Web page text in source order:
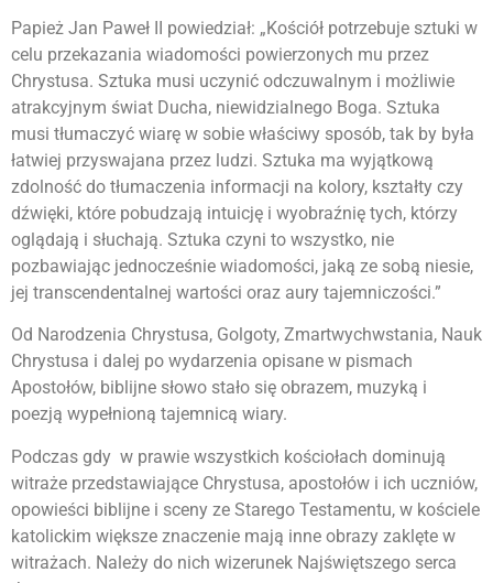
Papież Jan Paweł II powiedział: „Kościół potrzebuje sztuki w
celu przekazania wiadomości powierzonych mu przez
Chrystusa. Sztuka musi uczynić odczuwalnym i możliwie
atrakcyjnym świat Ducha, niewidzialnego Boga. Sztuka
musi tłumaczyć wiarę w sobie właściwy sposób, tak by była
łatwiej przyswajana przez ludzi. Sztuka ma wyjątkową
zdolność do tłumaczenia informacji na kolory, kształty czy
dźwięki, które pobudzają intuicję i wyobraźnię tych, którzy
oglądają i słuchają. Sztuka czyni to wszystko, nie
pozbawiając jednocześnie wiadomości, jaką ze sobą niesie,
jej transcendentalnej wartości oraz aury tajemniczości.”
Od Narodzenia Chrystusa, Golgoty, Zmartwychwstania, Nauk
Chrystusa i dalej po wydarzenia opisane w pismach
Apostołów, biblijne słowo stało się obrazem, muzyką i
poezją wypełnioną tajemnicą wiary.
Podczas gdy w prawie wszystkich kościołach dominują
witraże przedstawiające Chrystusa, apostołów i ich uczniów,
opowieści biblijne i sceny ze Starego Testamentu, w kościele
katolickim większe znaczenie mają inne obrazy zaklęte w
witrażach. Należy do nich wizerunek Najświętszego serca